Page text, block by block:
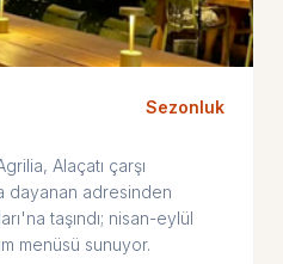
Sezonluk
Alaçatı çarşı
dayanan adresinden
taşındı; nisan-eylül
menüsü sunuyor.